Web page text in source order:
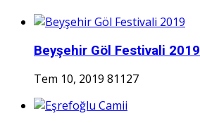
Beyşehir Göl Festivali 2019
Tem 10, 2019 81127